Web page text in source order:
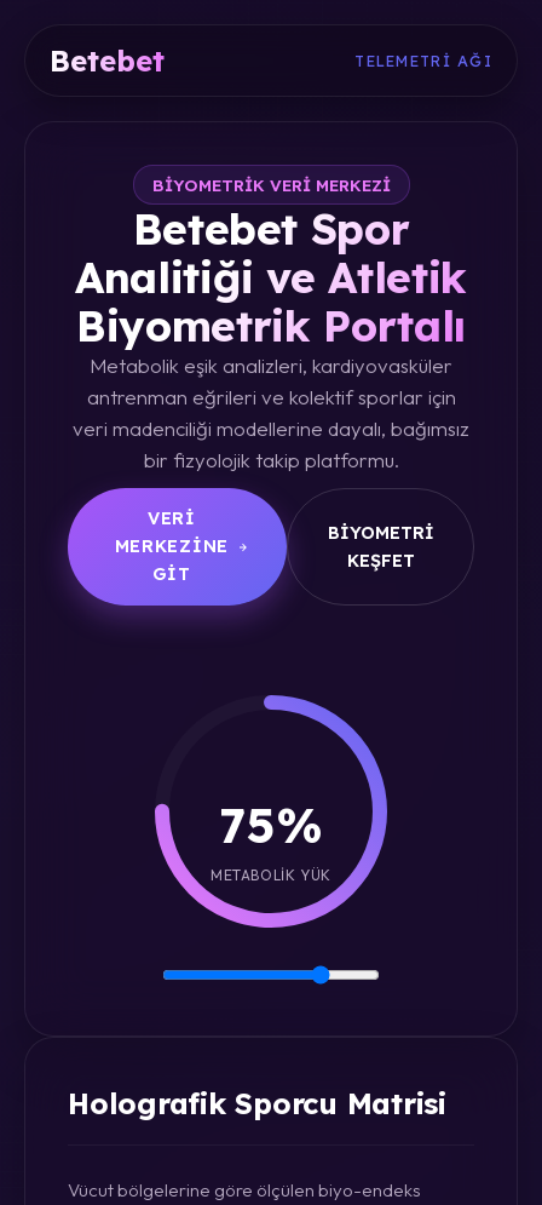
Betebet TELEMETRI AĞI
BIYOMETRIK VERI MERKEZI
Betebet Spor
Analitiği ve Atletik
Biyometrik Portalı
Metabolik eşik analizleri, kardiyovasküler
antrenman eğrileri ve kolektif sporlar için
veri madenciliği modellerine dayalı, bağımsız
bir fizyolojik takip platformu.
VERI
MERKEZINE
GIT
BIYOMETRI
KEŞFET
75%
METABOLIK YÜK
Holografik Sporcu Matrisi
Vücut bölgelerine göre ölçülen biyo-endeks